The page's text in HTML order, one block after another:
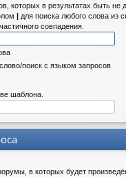
которых в результатах быть
| для поиска любого слова из
совпадения.
поиск с языком запросов
шаблона.
в которых будет